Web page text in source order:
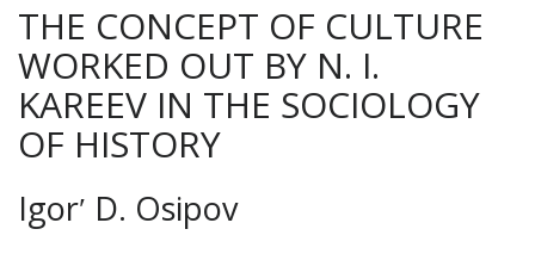
THE CONCEPT OF CULTURE
WORKED OUT BY N. I.
KAREEV IN THE SOCIOLOGY
OF HISTORY
Igorʹ D. Osipov